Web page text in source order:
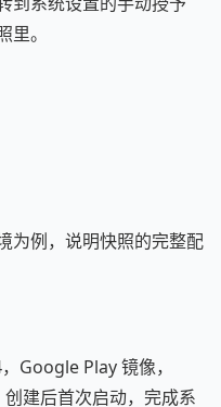
里。
为例，说明快照的完整配
Google Play 镜像，
建后首次启动，完成系